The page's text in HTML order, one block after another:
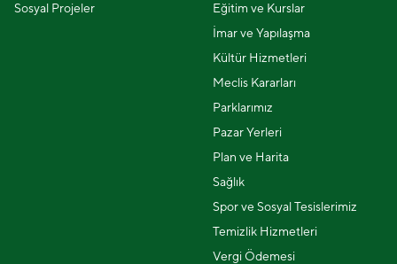
Sosyal Projeler
Eğitim ve Kurslar
İmar ve Yapılaşma
Kültür Hizmetleri
Meclis Kararları
Parklarımız
Pazar Yerleri
Plan ve Harita
Sağlık
Spor ve Sosyal Tesislerimiz
Temizlik Hizmetleri
Vergi Ödemesi